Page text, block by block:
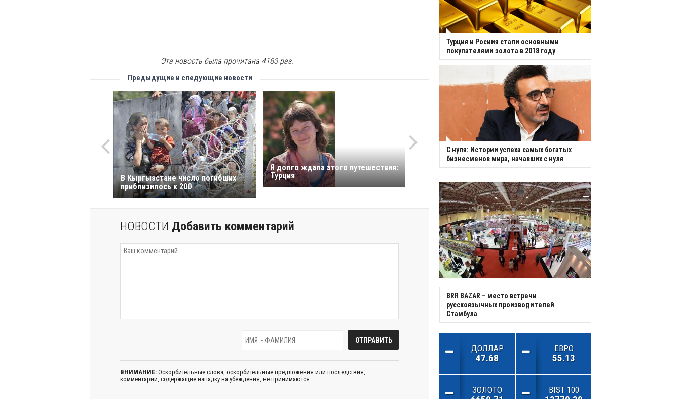
Эта новость была прочитана 4183 раз.
Предыдущие и следующие новости
В Кыргызстане число погибших
приблизилось к 200
Я долго ждала этого путешествия:
Турция
НОВОСТИ Добавить комментарий
ВНИМАНИЕ: Оскорбительные слова, оскорбительные предложения или последствия,
комментарии, содержащие нападку на убеждения, не принимаются.
Турция и Росиия стали основными
покупателями золота в 2018 году
С нуля: Истории успеха самых богатых
бизнесменов мира, начавших с нуля
BRR BAZAR – место встречи
русскоязычных производителей
Стамбула
ДОЛЛАР
47.68
ЕВРО
55.13
ЗОЛОТО BIST 100